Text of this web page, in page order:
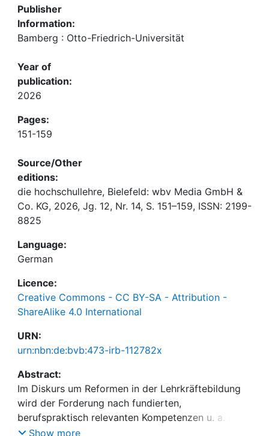
Publisher
Information:
Bamberg : Otto-Friedrich-Universität
Year of
publication:
2026
Pages:
151-159
Source/Other
editions:
die hochschullehre, Bielefeld: wbv Media GmbH &
Co. KG, 2026, Jg. 12, Nr. 14, S. 151–159, ISSN: 2199-
8825
Language:
German
Licence:
Creative Commons - CC BY-SA - Attribution -
ShareAlike 4.0 International
URN:
urn:nbn:de:bvb:473-irb-112782x
Abstract:
Im Diskurs um Reformen in der Lehrkräftebildung
wird der Forderung nach fundierten,
berufspraktisch relevanten Kompetenzen u. a. mit
dem Einsatz von Unterrichtsvideos begegnet.
Show more